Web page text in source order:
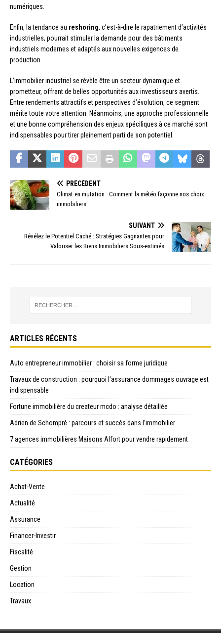
numériques.
Enfin, la tendance au reshoring, c’est-à-dire le rapatriement d’activités
industrielles, pourrait stimuler la demande pour des bâtiments
industriels modernes et adaptés aux nouvelles exigences de
production.
L’immobilier industriel se révèle être un secteur dynamique et
prometteur, offrant de belles opportunités aux investisseurs avertis.
Entre rendements attractifs et perspectives d’évolution, ce segment
mérite toute votre attention. Néanmoins, une approche professionnelle
et une bonne compréhension des enjeux spécifiques à ce marché sont
indispensables pour tirer pleinement parti de son potentiel.
PRÉCÉDENT
Climat en mutation : Comment la météo façonne nos choix
immobiliers
SUIVANT
Révélez le Potentiel Caché : Stratégies Gagnantes pour
Valoriser les Biens Immobiliers Sous-estimés
ARTICLES RÉCENTS
Auto entrepreneur immobilier : choisir sa forme juridique
Travaux de construction : pourquoi l’assurance dommages ouvrage est
indispensable
Fortune immobilière du createur mcdo : analyse détaillée
Adrien de Schompré : parcours et succès dans l’immobilier
7 agences immobilières Maisons Alfort pour vendre rapidement
CATÉGORIES
Achat-Vente
Actualité
Assurance
Financer-Investir
Fiscalité
Gestion
Location
Travaux